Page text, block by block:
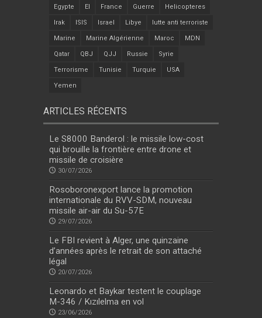
Egypte EI France Guerre Helicopteres
Irak ISIS Israel Libye lutte anti terroriste
Marine Marine Algérienne Maroc MDN
Qatar QBJ QJJ Russie Syrie
Terrorisme Tunisie Turquie USA
Yemen
ARTICLES RÉCENTS
Le S8000 Banderol : le missile low-cost
qui brouille la frontière entre drone et
missile de croisière
30/07/2026
Rosoboronexport lance la promotion
internationale du RVV-SDM, nouveau
missile air-air du Su-57E
29/07/2026
Le FBI revient à Alger, une quinzaine
d’années après le retrait de son attaché
légal
20/07/2026
Leonardo et Baykar testent le couplage
M-346 / Kızılelma en vol
23/06/2026